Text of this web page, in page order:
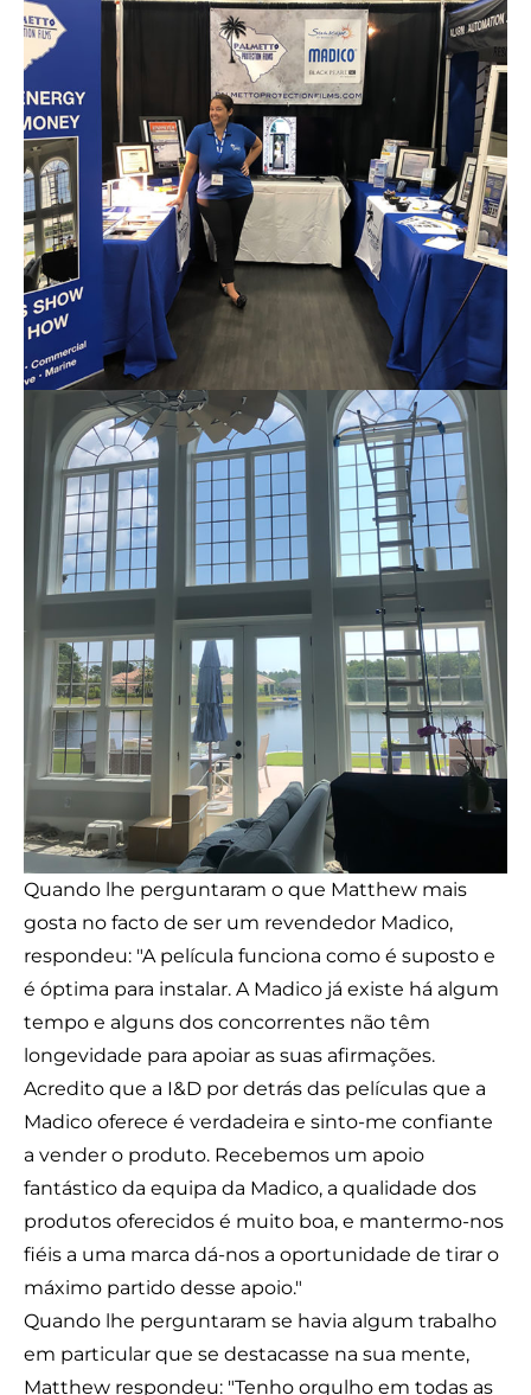
Quando lhe perguntaram o que Matthew mais
gosta no facto de ser um revendedor Madico,
respondeu: "A película funciona como é suposto e
é óptima para instalar. A Madico já existe há algum
tempo e alguns dos concorrentes não têm
longevidade para apoiar as suas afirmações.
Acredito que a I&D por detrás das películas que a
Madico oferece é verdadeira e sinto-me confiante
a vender o produto. Recebemos um apoio
fantástico da equipa da Madico, a qualidade dos
produtos oferecidos é muito boa, e mantermo-nos
fiéis a uma marca dá-nos a oportunidade de tirar o
máximo partido desse apoio."
Quando lhe perguntaram se havia algum trabalho
em particular que se destacasse na sua mente,
Matthew respondeu: "Tenho orgulho em todas as